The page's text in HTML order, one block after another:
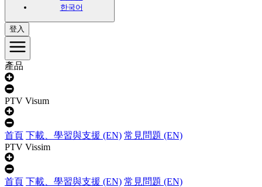
한국어
登入
產品
PTV Visum
首頁 下載、學習與支援 (EN) 常見問題 (EN)
PTV Vissim
首頁 下載、學習與支援 (EN) 常見問題 (EN)